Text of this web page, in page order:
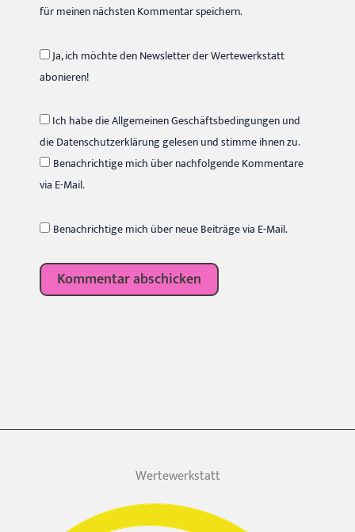
für meinen nächsten Kommentar speichern.
Ja, ich möchte den Newsletter der Wertewerkstatt
abonieren!
Ich habe die Allgemeinen Geschäftsbedingungen und
die Datenschutzerklärung gelesen und stimme ihnen zu.
Benachrichtige mich über nachfolgende Kommentare
via E-Mail.
Benachrichtige mich über neue Beiträge via E-Mail.
Wertewerkstatt